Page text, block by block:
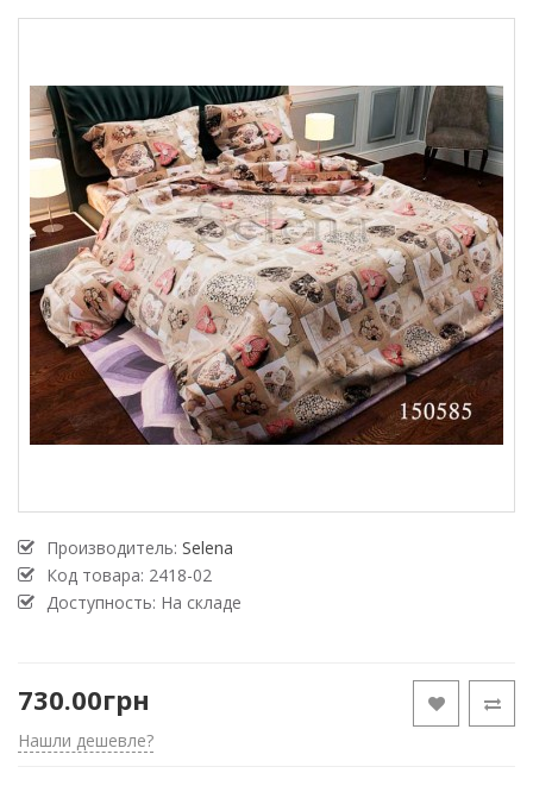
Производитель: Selena
Код товара: 2418-02
Доступность: На складе
730.00грн
Нашли дешевле?